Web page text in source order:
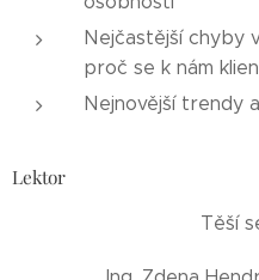
Nejčastější chyby
proč se k nám
Nejnovější trendy a
Lektor
Těší